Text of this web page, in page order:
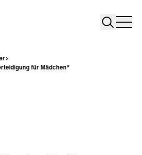
Search
für Mädchen*